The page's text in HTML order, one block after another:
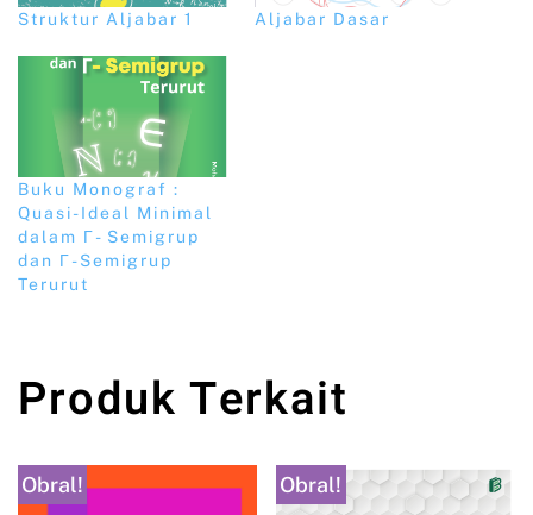
Struktur Aljabar 1 Aljabar Dasar
Buku Monograf :
Quasi-Ideal Minimal
dalam Γ- Semigrup
dan Γ-Semigrup
Terurut
Produk Terkait
Obral! Obral!